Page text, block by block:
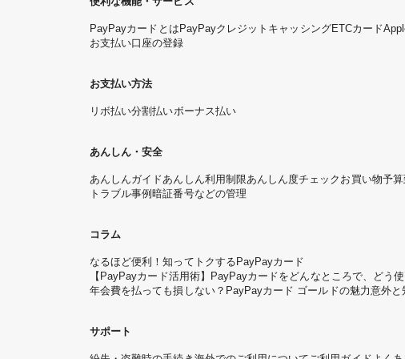
PayPayカードとは PayPayクレジット キャッシングETCカード
お支払い口座の登録
お支払い方法
リボ払い分割払いボーナス払い
あんしん・安全
あんしんガイドあんしん利用制限あんしん度チェック お買い物予
トラブル事例暗証番号などの管理
コラム
なるほど便利！知ってトクするPayPayカード
【PayPayカード活用術】PayPayカードをどんなところで、どう
年会費を払っても損しない？PayPayカード ゴールドの魅力意外と
サポート